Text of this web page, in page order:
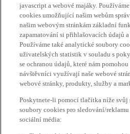
javascript a webové majáky.
cookies umožňující našim webům
našim webovým stránkám základní
zapamatování si přihlašovacích údajů
Používáme také analytické soubory
uživatelských statistik v souladu s
se ochranou údajů, které nám
návštěvníci využívají naše webové
webové stránky, produkty, služby a
Poskytnete-li pomocí tlačítka níže svůj
soubory cookies pro sledování/
sociální média: